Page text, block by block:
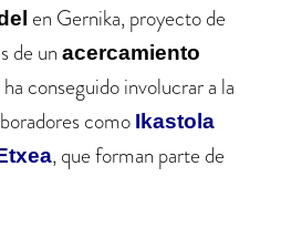
en Gernika, proyecto de
de un acercamiento
ha conseguido involucrar a la
como Ikastola
, que forman parte de